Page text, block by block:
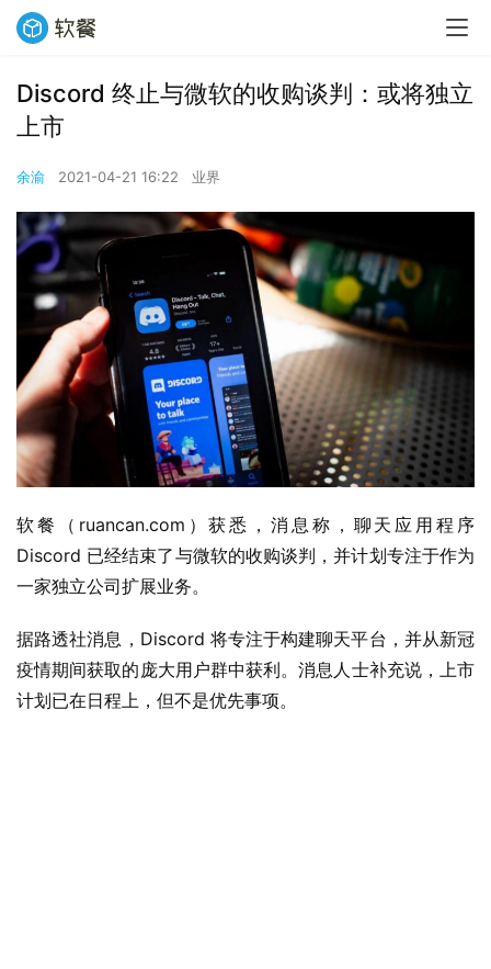
Discord 终止与微软的收购谈判：或将独立
上市
余渝 2021-04-21 16:22 业界
软餐（ruancan.com）获悉，消息称，聊天应用程序
Discord 已经结束了与微软的收购谈判，并计划专注于作为
一家独立公司扩展业务。
据路透社消息，Discord 将专注于构建聊天平台，并从新冠
疫情期间获取的庞大用户群中获利。消息人士补充说，上市
计划已在日程上，但不是优先事项。